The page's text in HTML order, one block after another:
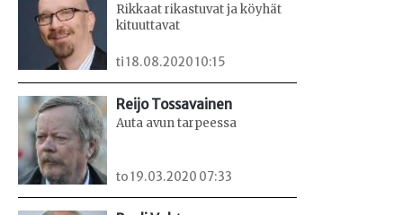
Rikkaat rikastuvat ja köyhät
kituuttavat
ti 18.08.2020 10:15
Reijo Tossavainen
Auta avun tarpeessa
to 19.03.2020 07:33